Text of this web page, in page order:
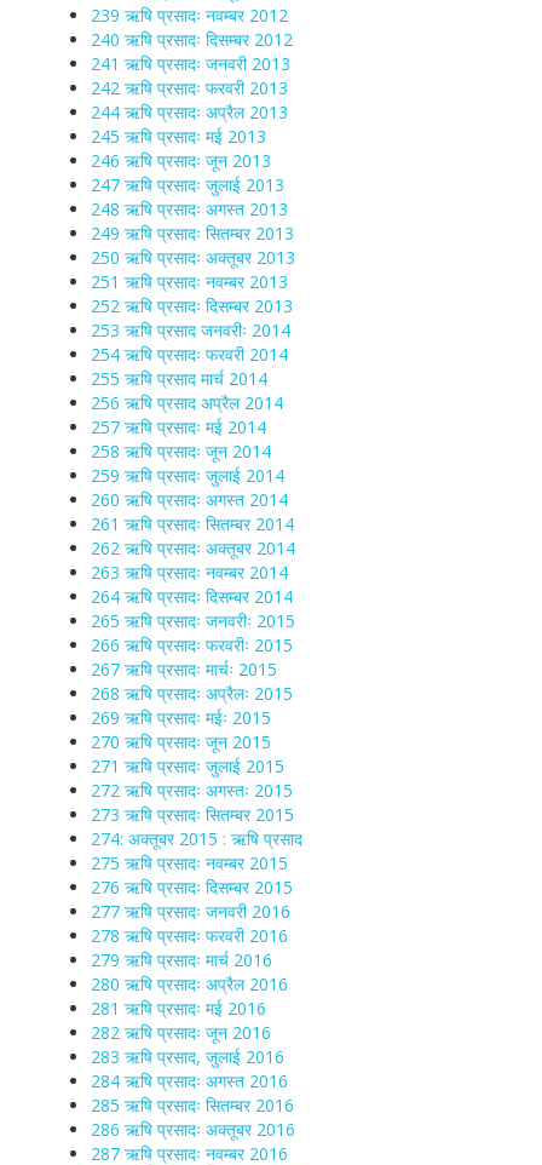
239 ऋषि प्रसादः नवम्बर 2012
240 ऋषि प्रसादः दिसम्बर 2012
241 ऋषि प्रसादः जनवरी 2013
242 ऋषि प्रसादः फरवरी 2013
244 ऋषि प्रसादः अप्रैल 2013
245 ऋषि प्रसादः मई 2013
246 ऋषि प्रसादः जून 2013
247 ऋषि प्रसादः जुलाई 2013
248 ऋषि प्रसादः अगस्त 2013
249 ऋषि प्रसादः सितम्बर 2013
250 ऋषि प्रसादः अक्तूबर 2013
251 ऋषि प्रसादः नवम्बर 2013
252 ऋषि प्रसादः दिसम्बर 2013
253 ऋषि प्रसाद जनवरीः 2014
254 ऋषि प्रसादः फरवरी 2014
255 ऋषि प्रसाद मार्च 2014
256 ऋषि प्रसाद अप्रैल 2014
257 ऋषि प्रसादः मई 2014
258 ऋषि प्रसादः जून 2014
259 ऋषि प्रसादः जुलाई 2014
260 ऋषि प्रसादः अगस्त 2014
261 ऋषि प्रसादः सितम्बर 2014
262 ऋषि प्रसादः अक्तूबर 2014
263 ऋषि प्रसादः नवम्बर 2014
264 ऋषि प्रसादः दिसम्बर 2014
265 ऋषि प्रसादः जनवरीः 2015
266 ऋषि प्रसादः फरवरीः 2015
267 ऋषि प्रसादः मार्चः 2015
268 ऋषि प्रसादः अप्रैलः 2015
269 ऋषि प्रसादः मईः 2015
270 ऋषि प्रसादः जून 2015
271 ऋषि प्रसादः जुलाई 2015
272 ऋषि प्रसादः अगस्तः 2015
273 ऋषि प्रसादः सितम्बर 2015
274: अक्तूबर 2015 : ऋषि प्रसाद
275 ऋषि प्रसादः नवम्बर 2015
276 ऋषि प्रसादः दिसम्बर 2015
277 ऋषि प्रसादः जनवरी 2016
278 ऋषि प्रसादः फरवरी 2016
279 ऋषि प्रसादः मार्च 2016
280 ऋषि प्रसादः अप्रैल 2016
281 ऋषि प्रसादः मई 2016
282 ऋषि प्रसादः जून 2016
283 ऋषि प्रसाद, जुलाई 2016
284 ऋषि प्रसादः अगस्त 2016
285 ऋषि प्रसादः सितम्बर 2016
286 ऋषि प्रसादः अक्तूबर 2016
287 ऋषि प्रसादः नवम्बर 2016